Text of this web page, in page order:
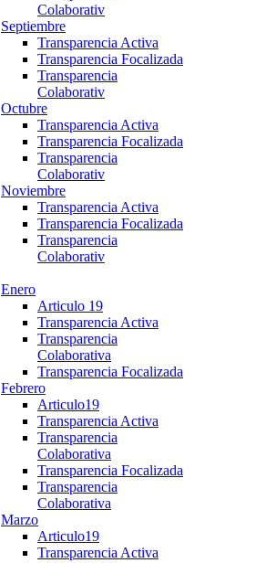
Colaborativ
Septiembre
Transparencia Activa
Transparencia Focalizada
Transparencia
Colaborativ
Octubre
Transparencia Activa
Transparencia Focalizada
Transparencia
Colaborativ
Noviembre
Transparencia Activa
Transparencia Focalizada
Transparencia
Colaborativ
Enero
Articulo 19
Transparencia Activa
Transparencia
Colaborativa
Transparencia Focalizada
Febrero
Articulo19
Transparencia Activa
Transparencia
Colaborativa
Transparencia Focalizada
Transparencia
Colaborativa
Marzo
Articulo19
Transparencia Activa